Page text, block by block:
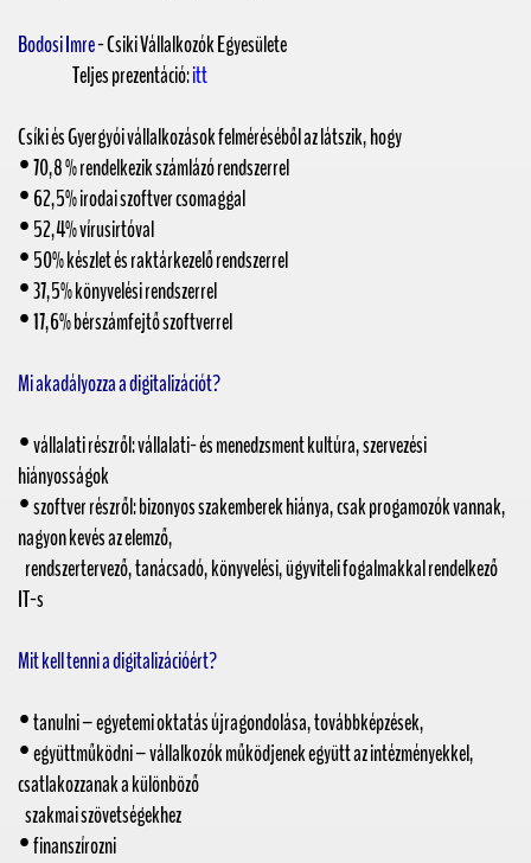
Bodosi Imre- Csiki Vállalkozók Egyesülete
Teljes prezentáció:itt
Csíki és Gyergyói vállalkozások felméréséből az látszik, hogy
• 70,8 % rendelkezik számlázó rendszerrel
• 62,5% irodai szoftver csomaggal
• 52,4% vírusirtóval
• 50% készlet és raktárkezelő rendszerrel
• 37,5% könyvelési rendszerrel
• 17,6% bérszámfejtő szoftverrel
Mi akadályozza a digitalizációt?
• vállalati részről: vállalati- és menedzsment kultúra, szervezési
hiányosságok
• szoftver részről: bizonyos szakemberek hiánya, csak progamozók vannak,
nagyon kevés az elemző,
rendszertervező, tanácsadó, könyvelési, ügyviteli fogalmakkal rendelkező
IT-s
Mit kell tenni a digitalizációért?
• tanulni – egyetemi oktatás újragondolása, továbbképzések,
• együttműködni – vállalkozók működjenek együtt az intézményekkel,
csatlakozzanak a különböző
szakmai szövetségekhez
• finanszírozni